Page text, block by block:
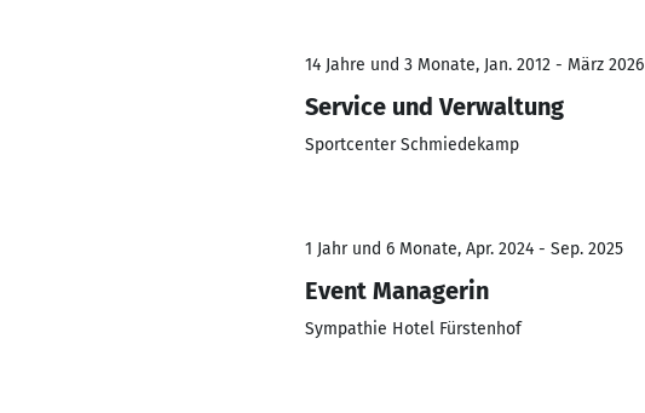
14 Jahre und 3 Monate, Jan. 2012 - März 2026
Service und Verwaltung
Sportcenter Schmiedekamp
1 Jahr und 6 Monate, Apr. 2024 - Sep. 2025
Event Managerin
Sympathie Hotel Fürstenhof